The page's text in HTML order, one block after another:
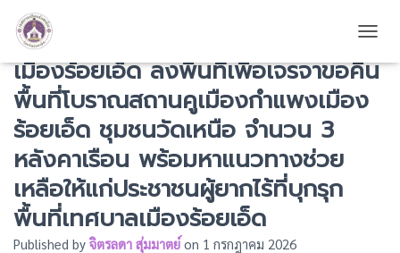
นายสถิตย์ ศรีสงคราม ปลัดเทศบาล
เมืองร้อยเอ็ด ลงพื้นที่เพื่อเจรจาขอคืน
พื้นที่โบราณสถานคูเมืองกำแพงเมือง
ร้อยเอ็ด ชุมชนวัดเหนือ จำนวน 3
หลังคาเรือน พร้อมหาแนวทางช่วย
เหลือให้แก่ประชาชนผู้ยากไร้ที่บุกรุก
พื้นที่เทศบาลเมืองร้อยเอ็ด
Published by จิตรลดา สุ่มมาตย์ on 1 กรกฎาคม 2026